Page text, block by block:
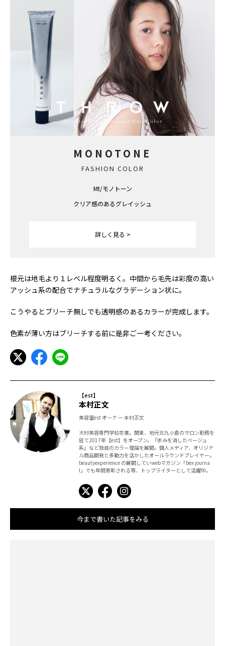
MONOTONE
FASHION COLOR
Mt/モノトーン
クリア感のあるグレイッシュ
詳しく見る >
根元は地毛より１レベル程度明るく。中間から毛先は彩度の高い
アッシュ系の配合でナチュラルなグラデーション状に。
こうやるとブリーチ無しでも透明感のあるカラーが完成します。
色素が薄い方はブリーチする前に是非ご一考ください。
【est】
本村正文
美容室est オーナ ー 本村正文
大村美容専門学校卒業。関東、地元北九小倉のサロン勤務を
経て2017年【est】をオープン。『赤みを消したベージュ
系』など独自のカラー理論を展開。個人メディア、オリジナ
ル商品開発と多動力を活かしたオールラウンドプレイヤー。
beautyexperience の展開していwebマガジン「bex journa
l」でも年間表彰される等、トップライターとして活躍中。
今まで書いた記事をみる